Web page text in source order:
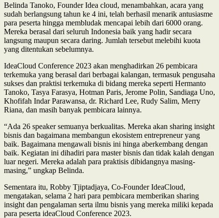
Belinda Tanoko, Founder Idea cloud, menambahkan, acara yang
sudah berlangsung tahun ke 4 ini, telah berhasil menarik antusiasme
para peserta hingga membludak mencapai lebih dari 6000 orang.
Mereka berasal dari seluruh Indonesia baik yang hadir secara
langsung maupun secara daring. Jumlah tersebut melebihi kuota
yang ditentukan sebelumnya.
IdeaCloud Conference 2023 akan menghadirkan 26 pembicara
terkemuka yang berasal dari berbagai kalangan, termasuk pengusaha
sukses dan praktisi terkemuka di bidang mereka seperti Hermanto
Tanoko, Tasya Farasya, Hotman Paris, Jerome Polin, Sandiaga Uno,
Khofifah Indar Parawansa, dr. Richard Lee, Rudy Salim, Merry
Riana, dan masih banyak pembicara lainnya.
“Ada 26 speaker semuanya berkualitas. Mereka akan sharing insight
bisnis dan bagaimana membangun ekosistem entrepreneur yang
baik. Bagaimana mengawali bisnis ini hinga aberkembang dengan
baik. Kegiatan ini dihadiri para master bisnis dan tidak kalah dengan
luar negeri. Mereka adalah para praktisis dibidangnya masing-
masing,” ungkap Belinda.
Sementara itu, Robby Tjiptadjaya, Co-Founder IdeaCloud,
mengatakan, selama 2 hari para pembicara memberikan sharing
insight dan pengalaman serta ilmu bisnis yang mereka miliki kepada
para peserta ideaCloud Conference 2023.